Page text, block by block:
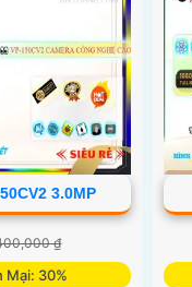
3.0MP
₫
Mại: 30%